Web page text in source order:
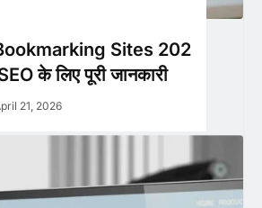
Sites 202
के लिए पूरी जानकारी
21, 2026